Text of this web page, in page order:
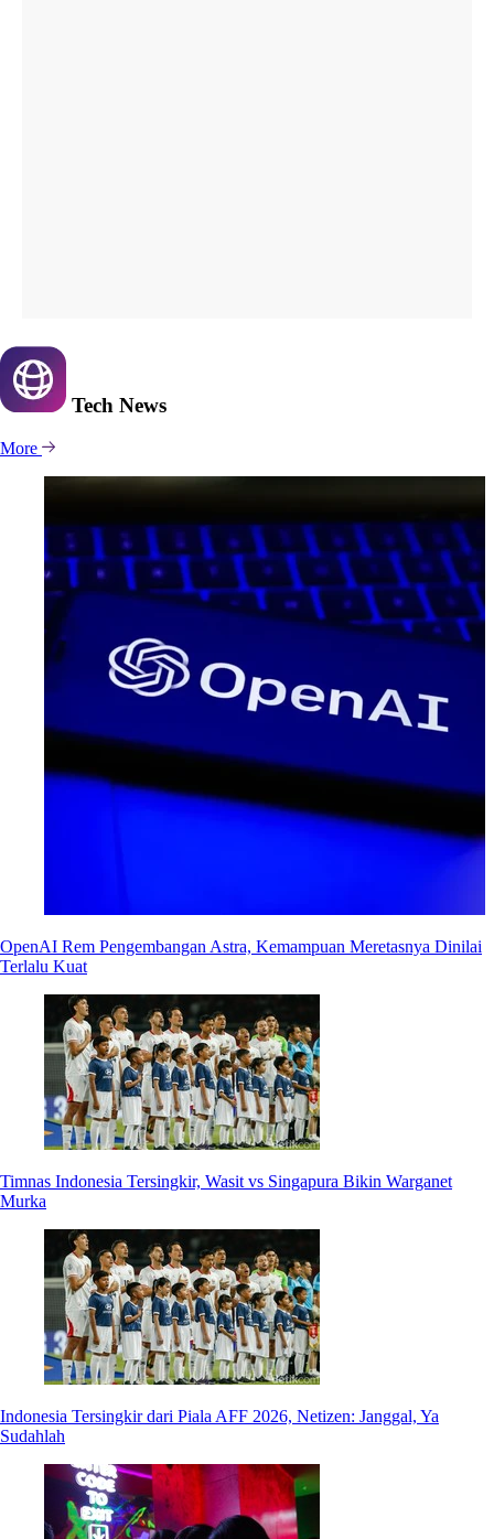
Tech News
More
OpenAI Rem Pengembangan Astra, Kemampuan Meretasnya Dinilai
Terlalu Kuat
Timnas Indonesia Tersingkir, Wasit vs Singapura Bikin Warganet
Murka
Indonesia Tersingkir dari Piala AFF 2026, Netizen: Janggal, Ya
Sudahlah